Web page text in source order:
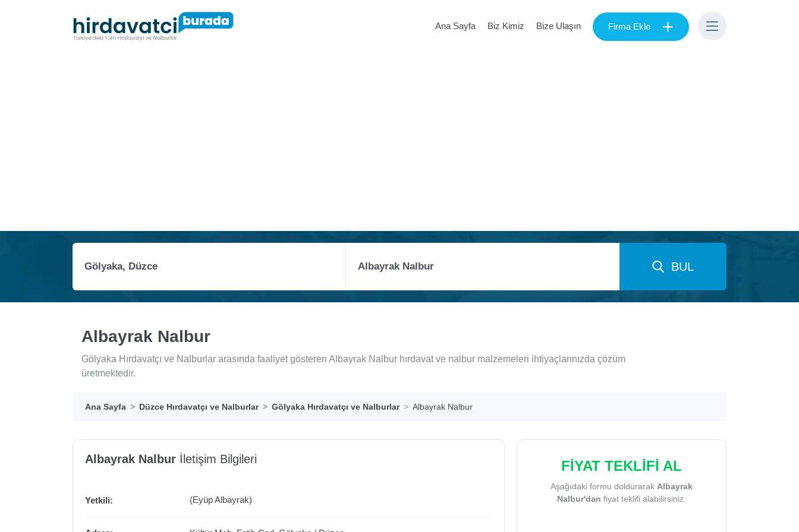
Ana Sayfa Biz Kimiz Bize Ulaşın Firma Ekle +
BUL
Albayrak Nalbur
Gölyaka Hırdavatçı ve Nalburlar arasında faaliyet gösteren Albayrak Nalbur hırdavat ve nalbur malzemeleri ihtiyaçlarınızda çözüm
üretmektedir.
Ana Sayfa Düzce Hırdavatçı ve Nalburlar Gölyaka Hırdavatçı ve Nalburlar Albayrak Nalbur
Albayrak Nalbur İletişim Bilgileri
Yetkili: (Eyüp Albayrak)
FİYAT TEKLİFİ AL
Aşağıdaki formu doldurarak Albayrak
Nalbur'dan fiyat teklifi alabilirsiniz.